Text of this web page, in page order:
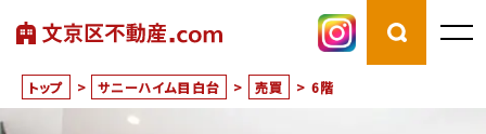
トップ > サニーハイム目白台 > 売買 > 6階